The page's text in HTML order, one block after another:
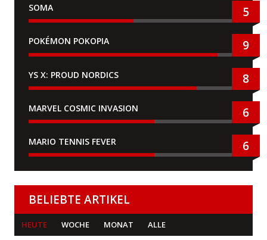
SOMA 5
POKÉMON POKOPIA 9
YS X: PROUD NORDICS 8
MARVEL COSMIC INVASION 6
MARIO TENNIS FEVER 6
BELIEBTE ARTIKEL
HEUTE WOCHE MONAT ALLE